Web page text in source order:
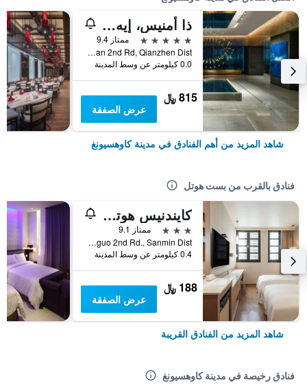
ذا أمنيس، إيه لاكشري كوليكشن هوتل، كاوهسيونج
5 نجوم
ممتاز 9.4
No.199, Zhongshan 2nd Rd, Qianzhen Dist., مدينة كاوهسيونغ, تايوان
0.0 كيلومتر عن وسط المدينة
815 ﷼
عرض الصفقة
شاهد المزيد من أهم الفنادق في مدينة كاوهسيونغ
فنادق بالقرب من بست هوتل
كايندنيس هوتل - كاوشيونغ مين ستاشن
3 نجوم
ممتاز 9.1
No. 295, Jianguo 2nd Rd., Sanmin Dist., مدينة كاوهسيونغ, تايوان
0.4 كيلومتر عن وسط المدينة
188 ﷼
عرض الصفقة
شاهد المزيد من الفنادق القريبة
فنادق رخيصة في مدينة كاوهسيونغ